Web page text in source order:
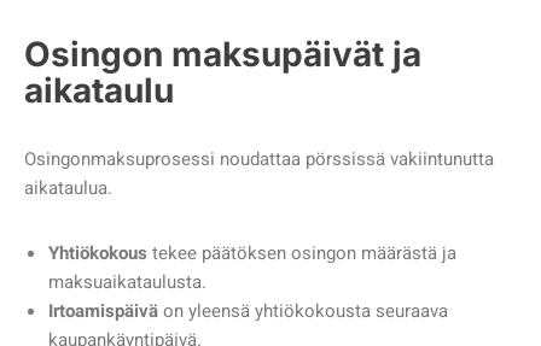
Osingon maksupäivät ja
aikataulu
Osingonmaksuprosessi noudattaa pörssissä vakiintunutta
aikataulua.
Yhtiökokous tekee päätöksen osingon määrästä ja
maksuaikataulusta.
Irtoamispäiväon yleensä yhtiökokousta seuraava
kaupankäyntipäivä.